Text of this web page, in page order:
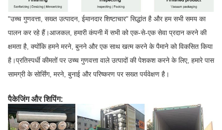
"उच्च गुणवत्ता, सख्त उत्पादन, ईमानदार शिष्टाचार" सिद्धांत है और हम सभी समय का
पालन कर रहे हैं।आजकल, हमारी कंपनी में सभी को एक-से-एक सेवा प्रदान करने की
क्षमता है, क्योंकि हमने मरने, बुनने और एक साथ खत्म करने के पैमाने को विकसित किया
है।प्रतिस्पर्धी कीमतों पर उच्च गुणवत्ता वाले उत्पादों की पेशकश करने के लिए, हमारे पास
सामग्री के सोर्सिंग, मरने, बुनाई और परिष्करण पर सख्त पर्यवेक्षण है।
पैकेजिंग और शिपिंग: